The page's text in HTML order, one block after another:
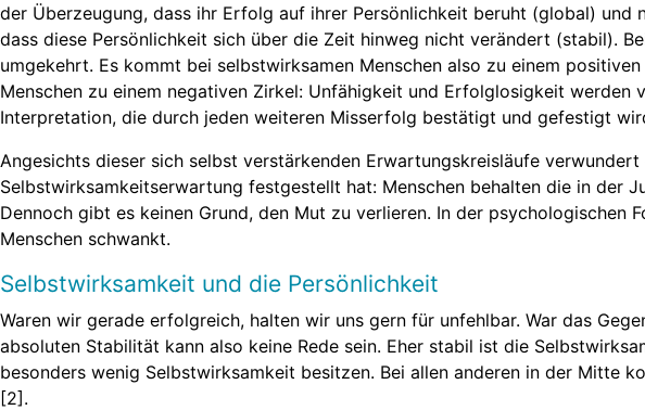
der Überzeugung, dass ihr Erfolg auf ihrer Persönlichkeit beruht (global) und
dass diese Persönlichkeit sich über die Zeit hinweg nicht verändert (stabil).
umgekehrt. Es kommt bei selbstwirksamen Menschen also zu einem
Menschen zu einem negativen Zirkel: Unfähigkeit und Erfolglosigkeit
Interpretation, die durch jeden weiteren Misserfolg bestätigt und gefestigt
Angesichts dieser sich selbst verstärkenden Erwartungskreisläufe
Selbstwirksamkeitserwartung festgestellt hat: Menschen behalten die in der
Dennoch gibt es keinen Grund, den Mut zu verlieren. In der
Menschen schwankt.
Selbstwirksamkeit und die Persönlichkeit
Waren wir gerade erfolgreich, halten wir uns gern für unfehlbar. War das
absoluten Stabilität kann also keine Rede sein. Eher stabil ist die
besonders wenig Selbstwirksamkeit besitzen. Bei allen anderen in der Mitte
[2].